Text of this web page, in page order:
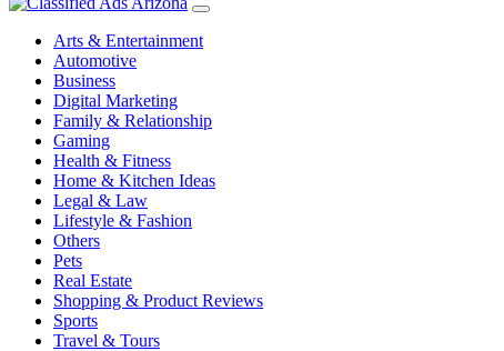
Arts & Entertainment
Automotive
Business
Digital Marketing
Family & Relationship
Gaming
Health & Fitness
Home & Kitchen Ideas
Legal & Law
Lifestyle & Fashion
Others
Pets
Real Estate
Shopping & Product Reviews
Sports
Travel & Tours